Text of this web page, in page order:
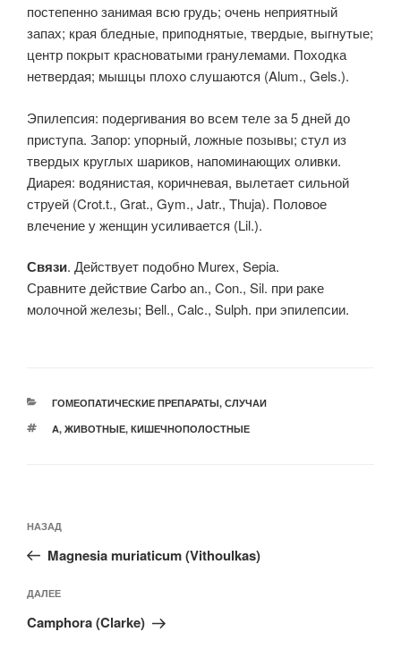
постепенно занимая всю грудь; очень неприятный
запах; края бледные, приподнятые, твердые, выгнутые;
центр покрыт красноватыми гранулемами. Походка
нетвердая; мышцы плохо слушаются (Alum., Gels.).
Эпилепсия: подергивания во всем теле за 5 дней до
приступа. Запор: упорный, ложные позывы; стул из
твердых круглых шариков, напоминающих оливки.
Диарея: водянистая, коричневая, вылетает сильной
струей (Crot.t., Grat., Gym., Jatr., Thuja). Половое
влечение у женщин усиливается (Lil.).
Связи. Действует подобно Murex, Sepia.
Сравните действие Carbo an., Con., Sil. при раке
молочной железы; Bell., Calc., Sulph. при эпилепсии.
РУБРИКИ
ГОМЕОПАТИЧЕСКИЕ ПРЕПАРАТЫ, СЛУЧАИ
МЕТКИ
A, ЖИВОТНЫЕ, КИШЕЧНОПОЛОСТНЫЕ
по
записям
Предыдущая
запись:
НАЗАД
Magnesia muriaticum (Vithoulkas)
Следующая
запись
ДАЛЕЕ
Camphora (Clarke)